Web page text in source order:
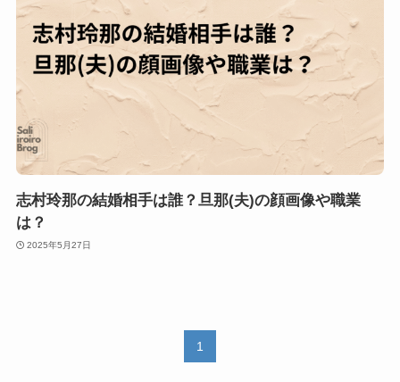
志村玲那の結婚相手は誰？旦那(夫)の顔画像や職業
は？
2025年5月27日
1